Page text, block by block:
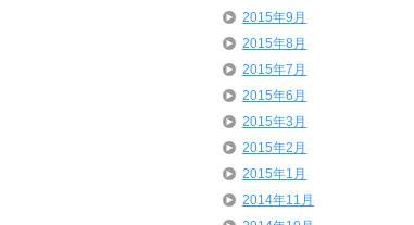
2015年9月
2015年8月
2015年7月
2015年6月
2015年3月
2015年2月
2015年1月
2014年11月